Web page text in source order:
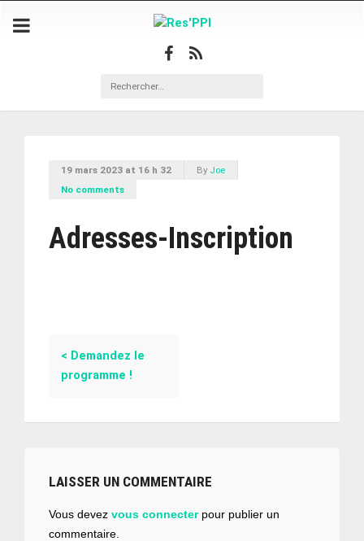
19 mars 2023 at 16 h 32 By Joe
No comments
Adresses-Inscription
< Demandez le
programme !
LAISSER UN COMMENTAIRE
Vous devez vous connecterpour publier un
commentaire.